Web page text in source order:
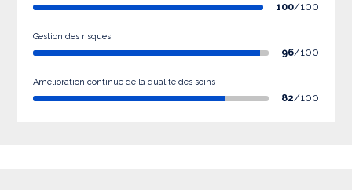
100/100
Gestion des risques
96/100
Amélioration continue de la qualité des soins
82/100